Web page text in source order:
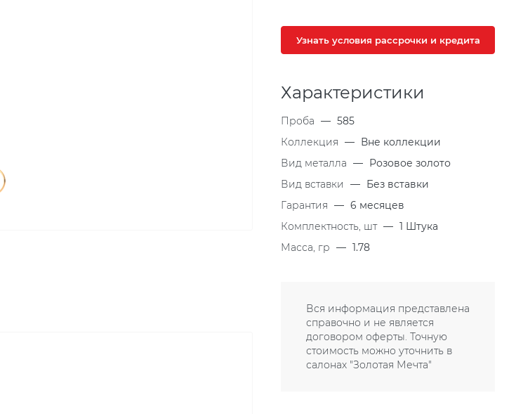
Узнать условия рассрочки и кредита
Характеристики
Проба — 585
Коллекция — Вне коллекции
Вид металла — Розовое золото
Вид вставки
— Без вставки
Гарантия — 6 месяцев
Комплектность, шт — 1 Штука
Масса, гр — 1.78
Вся информация представлена
справочно и не является
договором оферты. Точную
стоимость можно уточнить в
салонах "Золотая Мечта"